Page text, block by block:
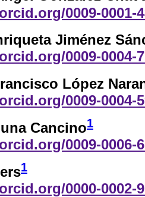
0009-0001-
Jiménez
0009-0004-
López
0009-0004-
Cancino1
0009-0006-
1
0000-0002-